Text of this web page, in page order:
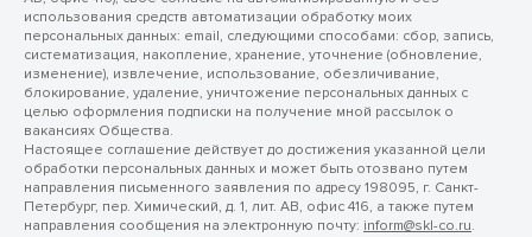
использования средств автоматизации обработку моих
персональных данных: email, следующими способами: сбор, запись,
систематизация, накопление, хранение, уточнение (обновление,
изменение), извлечение, использование, обезличивание,
блокирование, удаление, уничтожение персональных данных с
целью оформления подписки на получение мной рассылок о
вакансиях Общества.
Настоящее соглашение действует до достижения указанной цели
обработки персональных данных и может быть отозвано путем
направления письменного заявления по адресу 198095, г. Санкт-
Петербург, пер. Химический, д. 1, лит. АВ, офис 416, а также путем
направления сообщения на электронную почту: inform@skl-co.ru.